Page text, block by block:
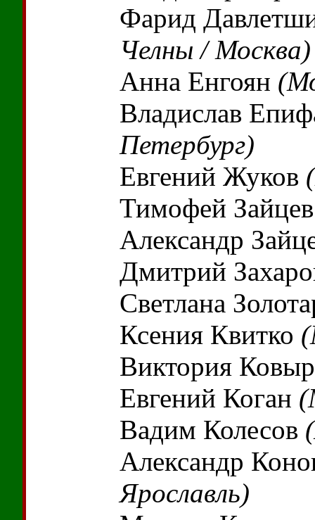
Фарид
Челны / Москва)
Анна Енгоян
Владислав
Петербург)
Евгений Жуков
Тимофей
Александр
Дмитрий
Светлана
Ксения Квитко
Виктория
Евгений Коган
Вадим Колесов
Александр
Ярославль)